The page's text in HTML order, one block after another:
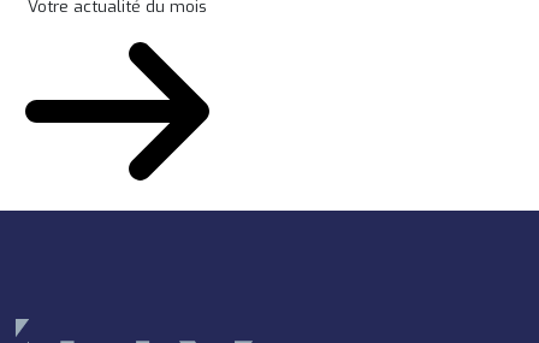
Votre actualité du mois